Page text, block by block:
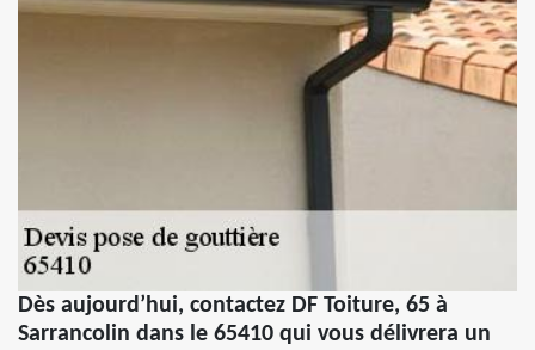
Dès aujourd’hui, contactez DF Toiture, 65 à
Sarrancolin dans le 65410 qui vous délivrera un